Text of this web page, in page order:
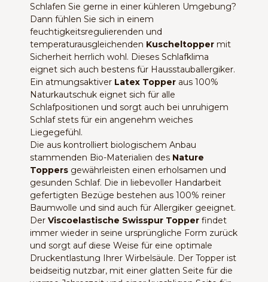
Schlafen Sie gerne in einer kühleren Umgebung?
Dann fühlen Sie sich in einem
feuchtigkeitsregulierenden und
temperaturausgleichenden Kuscheltopper mit
Sicherheit herrlich wohl. Dieses Schlafklima
eignet sich auch bestens für Hausstauballergiker.
Ein atmungsaktiver Latex Topper aus 100%
Naturkautschuk eignet sich für alle
Schlafpositionen und sorgt auch bei unruhigem
Schlaf stets für ein angenehm weiches
Liegegefühl.
Die aus kontrolliert biologischem Anbau
stammenden Bio-Materialien des Nature
Toppers gewährleisten einen erholsamen und
gesunden Schlaf. Die in liebevoller Handarbeit
gefertigten Bezüge bestehen aus 100% reiner
Baumwolle und sind auch für Allergiker geeignet.
Der Viscoelastische Swisspur Topper findet
immer wieder in seine ursprüngliche Form zurück
und sorgt auf diese Weise für eine optimale
Druckentlastung Ihrer Wirbelsäule. Der Topper ist
beidseitig nutzbar, mit einer glatten Seite für die